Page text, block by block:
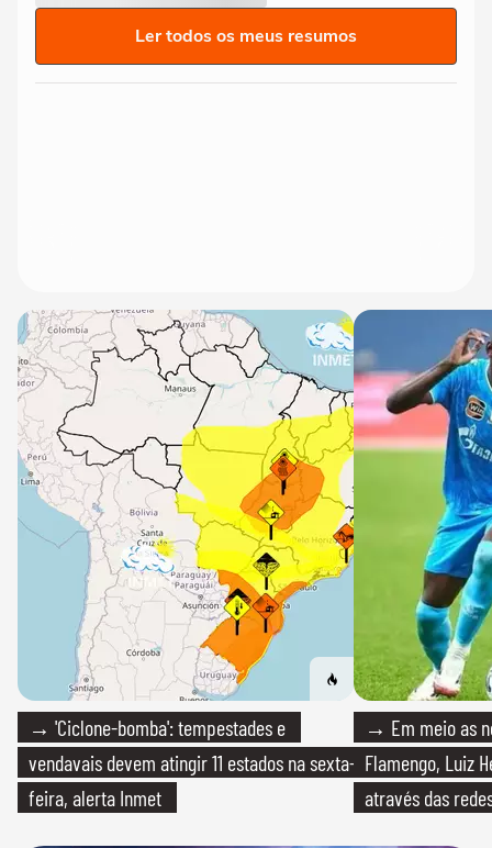
Ler todos os meus resumos
→ 'Ciclone-bomba': tempestades e
vendavais devem atingir 11 estados na sexta-
feira, alerta Inmet
→ Em meio as
Flamengo, Luiz
através das